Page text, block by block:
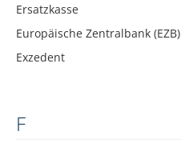
Ersatzkasse
Europäische Zentralbank (EZB)
Exzedent
F